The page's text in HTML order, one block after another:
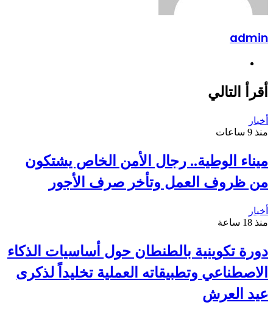
admin
أقرأ التالي
أخبار
منذ 9 ساعات
ميناء الوطية.. رجال الأمن الخاص يشتكون
من ظروف العمل وتأخر صرف الأجور
أخبار
منذ 18 ساعة
دورة تكوينية بالطنطان حول أساسيات الذكاء
الاصطناعي وتطبيقاته العملية تخليداً لذكرى
عيد العرش